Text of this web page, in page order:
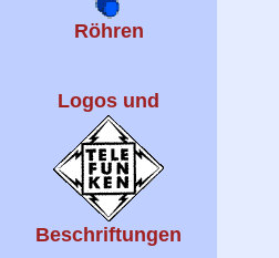
Röhren
Logos und
Beschriftungen